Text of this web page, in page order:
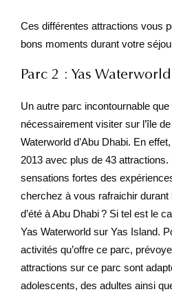
Ces différentes attractions vous
bons moments durant votre
Parc 2 : Yas
Un autre parc incontournable
nécessairement visiter sur l’île
Waterworld d’Abu Dhabi. En
2013 avec plus de 43
sensations fortes des
cherchez à vous rafraichir
d’été à Abu Dhabi ? Si tel est le
Yas Waterworld sur Yas Island.
activités qu’offre ce parc,
attractions sur ce parc sont
adolescents, des adultes ainsi